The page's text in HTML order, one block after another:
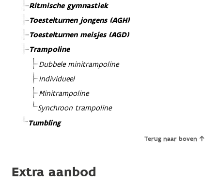
Ritmische gymnastiek
Toestelturnen jongens (AGH)
Toestelturnen meisjes (AGD)
Trampoline
Dubbele minitrampoline
Individueel
Minitrampoline
Synchroon trampoline
Tumbling
Terug naar boven
Extra aanbod